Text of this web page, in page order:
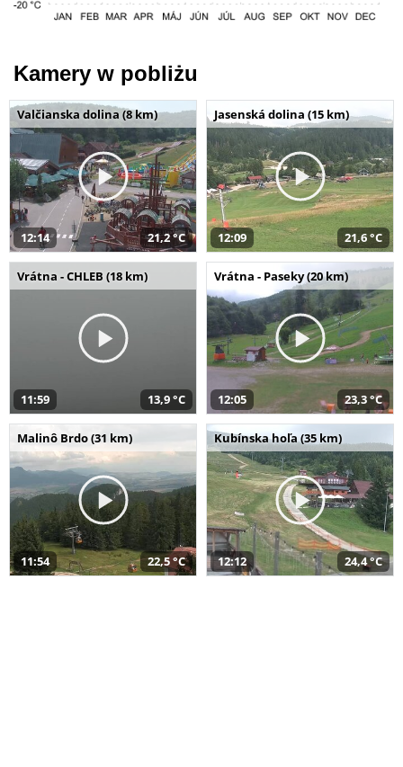
Kamery w pobliżu
Valčianska dolina (8 km)
12:14 21,2 °C
Jasenská dolina (15 km)
12:09 21,6 °C
Vrátna - CHLEB (18 km)
11:59 13,9 °C
Vrátna - Paseky (20 km)
12:05 23,3 °C
Malinô Brdo (31 km)
11:54 22,5 °C
Kubínska hoľa (35 km)
12:12 24,4 °C